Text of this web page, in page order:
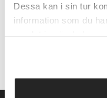
Dessa kan i sin tur
information som du
Lägg